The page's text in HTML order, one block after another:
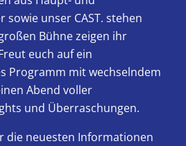
sowie unser CAST. stehen
Bühne zeigen ihr
euch auf ein
Programm mit wechselndem
Abend voller
und Überraschungen.
die neuesten Informationen